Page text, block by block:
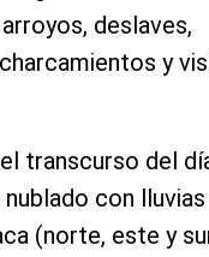
deslaves,
y
transcurso del
con
(norte, este y